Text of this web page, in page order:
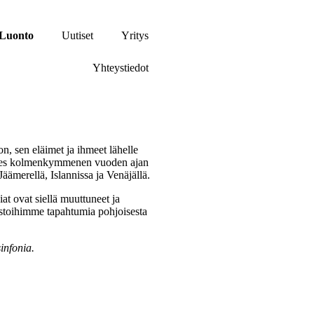
Uutiset Yritys
Yhteystiedot
sen eläimet ja ihmeet lähelle
kolmenkymmenen vuoden ajan
Islannissa ja Venäjällä.
ovat siellä muuttuneet ja
tapahtumia pohjoisesta